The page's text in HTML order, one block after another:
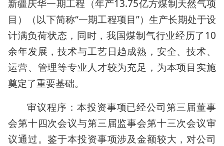
新疆庆华一期工程（年产13.75亿方煤制天然气项
目）（以下简称“一期工程项目”）生产长期处于设
计满负荷状态，同时，我国煤制气行业经历了10
余年发展，技术与工艺日趋成熟，安全、技术、
运营、管理等专业人才较为充足，为本项目实施
奠定了重要基础。
审议程序：本投资事项已经公司第三届董事
会第十四次会议与第三届监事会第十三次会议审
议通过。鉴于本投资事项涉及金额较大，对公司